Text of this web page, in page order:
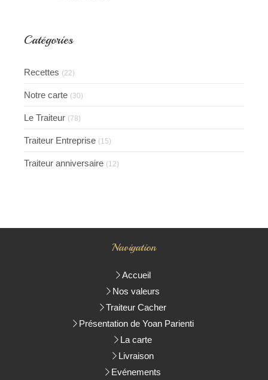
Catégories
Recettes (22)
Notre carte (30)
Le Traiteur (78)
Traiteur Entreprise (15)
Traiteur anniversaire (12)
Navigation
Accueil
Nos valeurs
Traiteur Cacher
Présentation de Yoan Parienti
La carte
Livraison
Evénements